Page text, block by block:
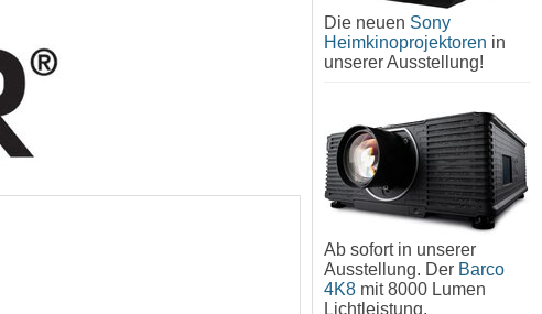
Die neuen Sony
Heimkinoprojektoren in
unserer Ausstellung!
Ab sofort in unserer
Ausstellung. Der Barco
4K8 mit 8000 Lumen
Lichtleistung.